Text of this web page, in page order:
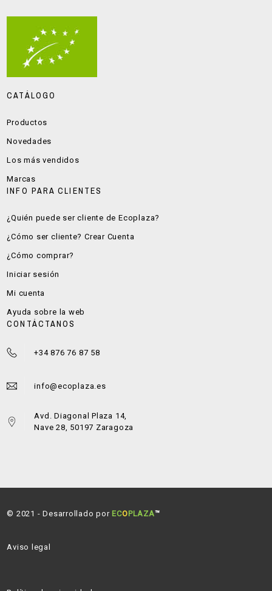
CATÁLOGO
Productos
Novedades
Los más vendidos
Marcas
INFO PARA CLIENTES
¿Quién puede ser cliente de Ecoplaza?
¿Cómo ser cliente? Crear Cuenta
¿Cómo comprar?
Iniciar sesión
Mi cuenta
Ayuda sobre la web
CONTÁCTANOS
+34 876 76 87 58
info@ecoplaza.es
Avd. Diagonal Plaza 14,
Nave 28, 50197 Zaragoza
© 2021 - Desarrollado por ECOPLAZA™
Aviso legal